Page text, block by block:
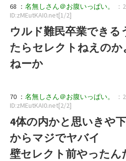
68 ： 名無しさん＠お腹いっぱい。
ID:zMEutKAI0.net[1/2]
ウルド難民卒業できる
たらセレクトねえのか
ねーか
70 ： 名無しさん＠お腹いっぱい。
ID:zMEutKAI0.net[2/2]
4体の内かと思いきや
からマジでヤバイ
壁セレクト前やったん